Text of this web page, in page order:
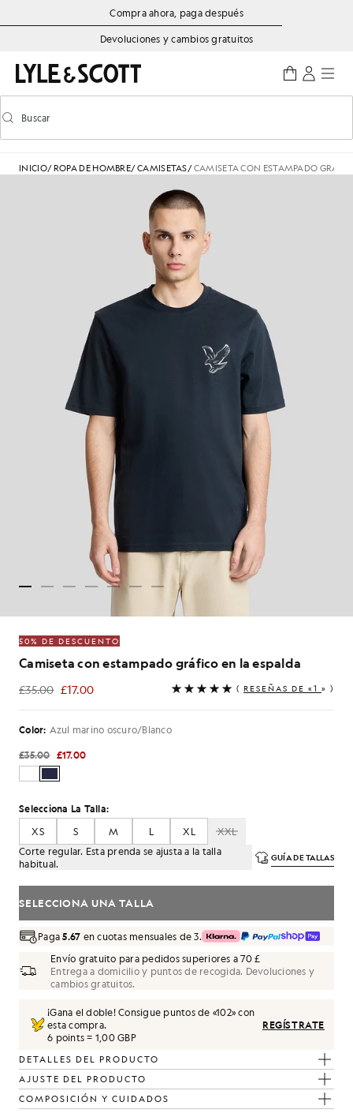
Saltar al contenido principal
Información de accesibilidadCompra ahora, paga después
Devoluciones y cambios gratuitos
Activar/desactivar la búsqueda predictiva
Buscar
INICIO/ ROPA DE HOMBRE/CAMISETAS/CAMISETA CON ESTAMPADO
50% DE DESCUENTO
Camiseta con estampado gráfico en la espalda
£35.00 £17.00
£17.00 ( RESEÑAS DE «1 » )
Color: Azul marino oscuro/Blanco
£35.00 £17.00
Selecciona La Talla:
XS
S M L XL
XXL
Corte regular. Esta prenda se ajusta a la talla
habitual.
GUÍA DE TALLAS
SELECCIONA UNA TALLA
Paga5.67 en cuotas mensuales de 3.
Envío gratuito para pedidos superiores a 70 £
Entrega a domicilio y puntos de recogida. Devoluciones y
cambios gratuitos.
¡Gana el doble! Consigue puntos de «102» con
esta compra.
6 points = 1,00 GBP
REGÍSTRATE
DETALLES DEL PRODUCTO
AJUSTE DEL PRODUCTO
COMPOSICIÓN Y CUIDADOS